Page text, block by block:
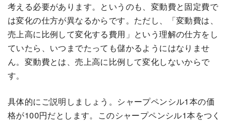
考える必要があります。というのも、変動費と固定費で
は変化の仕方が異なるからです。ただし、「変動費は、
売上高に比例して変化する費用」という理解の仕方をし
ていたら、いつまでたっても儲かるようにはなりませ
ん。変動費とは、売上高に比例して変化しないからで
す。
具体的にご説明しましょう。シャープペンシル1本の価
格が100円だとします。このシャープペンシル1本をつく